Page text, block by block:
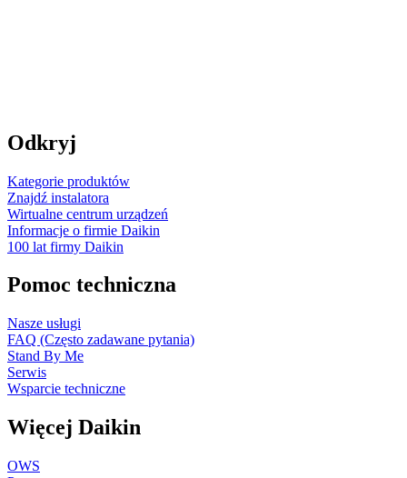
Odkryj
Kategorie produktów
Znajdź instalatora
Wirtualne centrum urządzeń
Informacje o firmie Daikin
100 lat firmy Daikin
Pomoc techniczna
Nasze usługi
FAQ (Często zadawane pytania)
Stand By Me
Serwis
Wsparcie techniczne
Więcej Daikin
OWS